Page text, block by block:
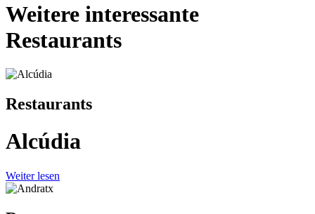
Weitere interessante
Restaurants
Restaurants
Alcúdia
Weiter lesen